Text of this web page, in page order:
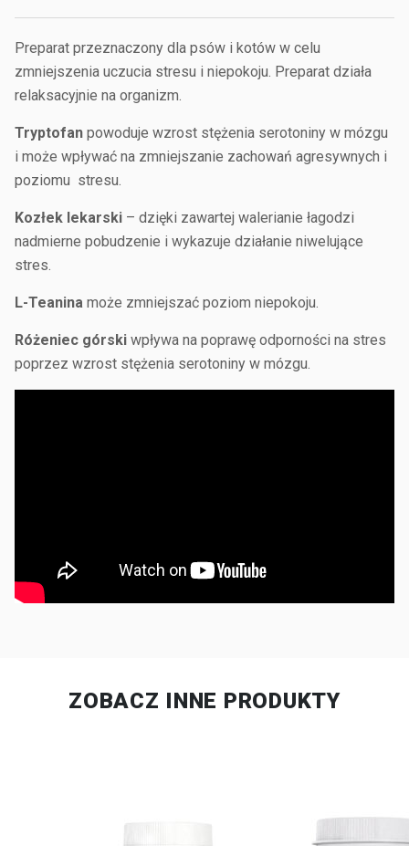
Preparat przeznaczony dla psów i kotów w celu
zmniejszenia uczucia stresu i niepokoju. Preparat działa
relaksacyjnie na organizm.
Tryptofan powoduje wzrost stężenia serotoniny w mózgu
i może wpływać na zmniejszanie zachowań agresywnych i
poziomu stresu.
Kozłek lekarski – dzięki zawartej walerianie łagodzi
nadmierne pobudzenie i wykazuje działanie niwelujące
stres.
L-Teanina może zmniejszać poziom niepokoju.
Różeniec górski wpływa na poprawę odporności na stres
poprzez wzrost stężenia serotoniny w mózgu.
ZOBACZ INNE PRODUKTY